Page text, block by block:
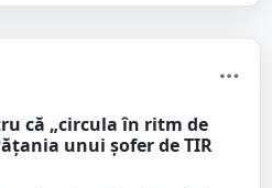
că „circula în ritm de
unui șofer de TIR